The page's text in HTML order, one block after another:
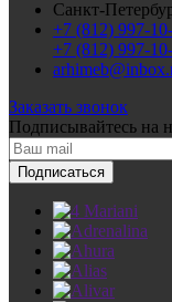
Санкт-
+7 (812) 997-
+7 (812) 997-
Заказать звонок
Подписывайтесь на